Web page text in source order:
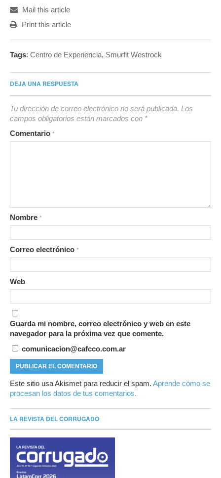
Mail this article
Print this article
Tags: Centro de Experiencia, Smurfit Westrock
DEJA UNA RESPUESTA
Tu dirección de correo electrónico no será publicada. Los
campos obligatorios están marcados con *
Comentario *
Nombre *
Correo electrónico *
Web
Guarda mi nombre, correo electrónico y web en este
navegador para la próxima vez que comente.
comunicacion@cafcco.com.ar
Este sitio usa Akismet para reducir el spam. Aprende cómo se
procesan los datos de tus comentarios.
LA REVISTA DEL CORRUGADO